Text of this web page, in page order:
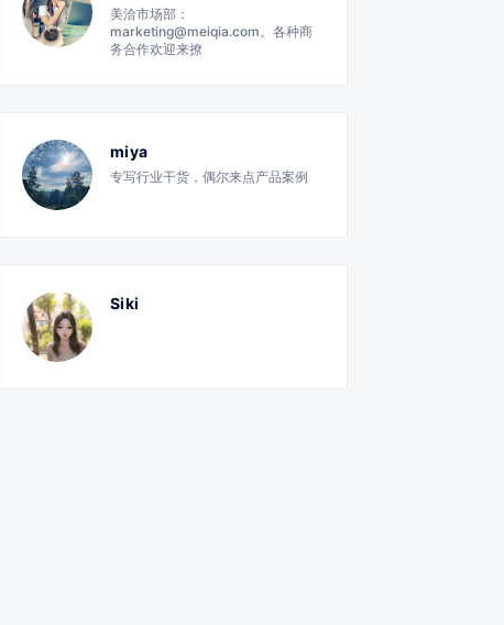
美洽市场部：
marketing@meiqia.com。各种商
务合作欢迎来撩
miya
专写行业干货，偶尔来点产品案例
Siki